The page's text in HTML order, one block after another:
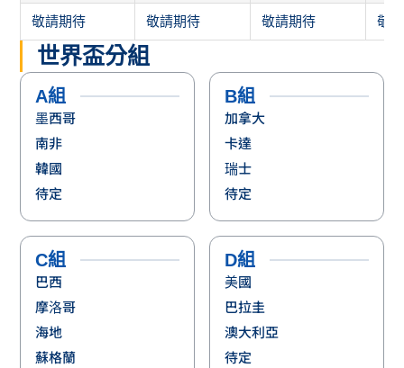
敬請期待 敬請期待 敬請期待 敬
世界盃分組
A組
墨西哥
南非
韓國
待定
B組
加拿大
卡達
瑞士
待定
C組
巴西
摩洛哥
海地
蘇格蘭
D組
美國
巴拉圭
澳大利亞
待定